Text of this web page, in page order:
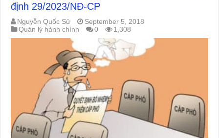
định 29/2023/NĐ-CP
Nguyễn Quốc Sử
September 5, 2018
Quản lý hành chính
0 1,308